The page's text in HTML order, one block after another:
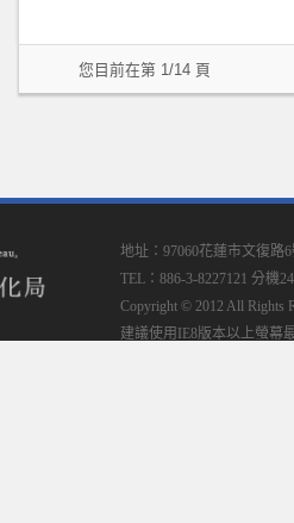
您目前在第 1/14 頁
地址：97060花蓮市文復路
TEL：886-3-8227121 分機
Copyright © 2012 All Rights
建議使用IE8版本以上螢幕